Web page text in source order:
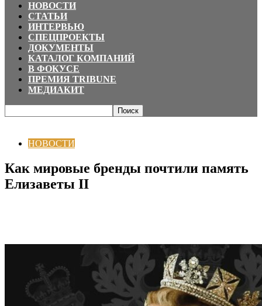
НОВОСТИ
СТАТЬИ
ИНТЕРВЬЮ
СПЕЦПРОЕКТЫ
ДОКУМЕНТЫ
КАТАЛОГ КОМПАНИЙ
В ФОКУСЕ
ПРЕМИЯ TRIBUNE
МЕДИАКИТ
НОВОСТИ
Как мировые бренды почтили память
Елизаветы II